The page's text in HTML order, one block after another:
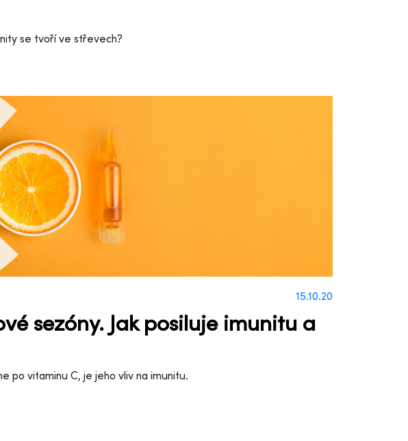
se tvoří ve střevech?
15.10.20
sezóny. Jak posiluje imunitu a
po vitaminu C, je jeho vliv na imunitu.